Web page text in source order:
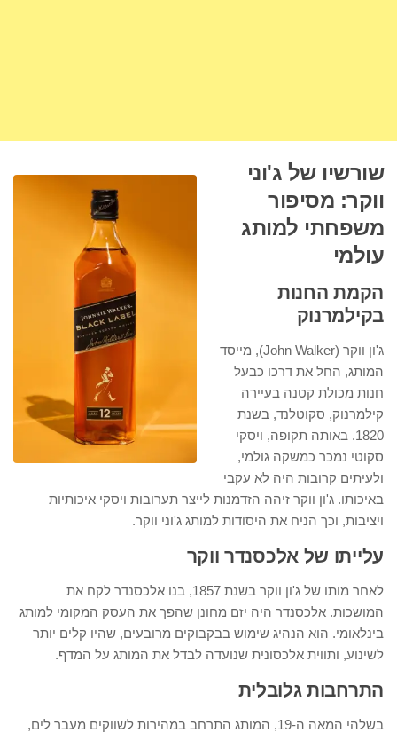
שורשיו של ג'וני
ווקר: מסיפור
משפחתי למותג
עולמי
הקמת החנות
בקילמרנוק
ג'ון ווקר (John Walker), מייסד
המותג, החל את דרכו כבעל
חנות מכולת קטנה בעיירה
קילמרנוק, סקוטלנד, בשנת
1820. באותה תקופה, ויסקי
סקוטי נמכר כמשקה גולמי,
ולעיתים קרובות היה לא עקבי
באיכותו. ג'ון ווקר זיהה הזדמנות לייצר תערובות ויסקי איכותיות
ויציבות, וכך הניח את היסודות למותג ג'וני ווקר.
עלייתו של אלכסנדר ווקר
לאחר מותו של ג'ון ווקר בשנת 1857, בנו אלכסנדר לקח את
המושכות. אלכסנדר היה יזם מחונן שהפך את העסק המקומי למותג
בינלאומי. הוא הנהיג שימוש בבקבוקים מרובעים, שהיו קלים יותר
לשינוע, ותווית אלכסונית שנועדה לבדל את המותג על המדף.
התרחבות גלובלית
בשלהי המאה ה-19, המותג התרחב במהירות לשווקים מעבר לים,